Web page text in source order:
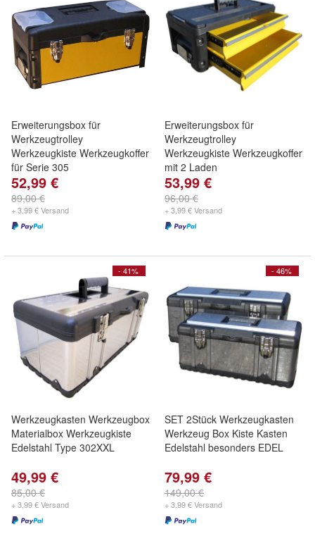
Erweiterungsbox für
Werkzeugtrolley
Werkzeugkiste Werkzeugkoffer
für Serie 305
52,99 €
89,00 €
+ 3,99 € Versand
Erweiterungsbox für
Werkzeugtrolley
Werkzeugkiste Werkzeugkoffer
mit 2 Laden
53,99 €
96,00 €
+ 3,99 € Versand
- 41%
Werkzeugkasten Werkzeugbox
Materialbox Werkzeugkiste
Edelstahl Type 302XXL
49,99 €
85,00 €
+ 3,99 € Versand
- 46%
SET 2Stück Werkzeugkasten
Werkzeug Box Kiste Kasten
Edelstahl besonders EDEL
79,99 €
149,00 €
+ 3,99 € Versand